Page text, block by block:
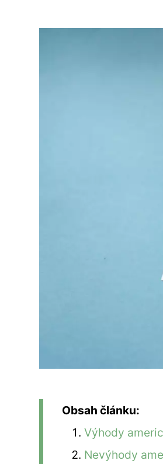
Obsah článku:
Výhody
Nevýhody